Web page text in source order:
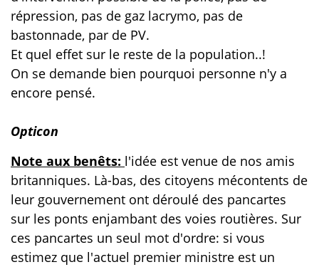
répression, pas de gaz lacrymo, pas de
bastonnade, par de PV.
Et quel effet sur le reste de la population..!
On se demande bien pourquoi personne n'y a
encore pensé.
Opticon
Note aux benêts: l'idée est venue de nos amis
britanniques. Là-bas, des citoyens mécontents de
leur gouvernement ont déroulé des pancartes
sur les ponts enjambant des voies routières. Sur
ces pancartes un seul mot d'ordre: si vous
estimez que l'actuel premier ministre est un